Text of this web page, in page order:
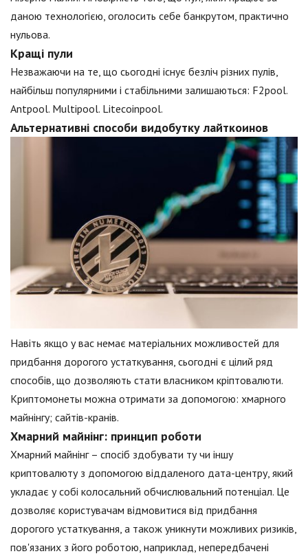
даною технологією, оголосить себе банкрутом, практично
нульова.
Кращі пули
Незважаючи на те, що сьогодні існує безліч різних пулів,
найбільш популярними і стабільними залишаються: F2pool.
Antpool. Multipool. Litecoinpool.
Альтернативні способи видобутку лайткоинов
Навіть якщо у вас немає матеріальних можливостей для
придбання дорогого устаткування, сьогодні є цілий ряд
способів, що дозволяють стати власником кріптовалюти.
Криптомонеты можна отримати за допомогою: хмарного
майнінгу; сайтів-кранів.
Хмарний майнінг: принцип роботи
Хмарний майнінг – спосіб здобувати ту чи іншу
криптовалюту з допомогою віддаленого дата-центру, який
укладає у собі колосальний обчислювальний потенціал. Це
дозволяє користувачам відмовитися від придбання
дорогого устаткування, а також уникнути можливих ризиків,
пов'язаних з його роботою, наприклад, непередбачені